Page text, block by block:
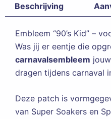
Beschrijving
Embleem “90’s Kid” –
Was jij er eentje die
carnavalsembleem
dragen tijdens carnaval
Deze patch is
van Super Soakers en